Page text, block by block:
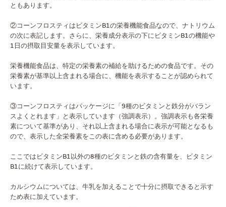
ともあります。
②コーンフロスティはビタミンB1の栄養機能食品なので、ナトリウム
の次に表記します。さらに、栄養成分表示の下にビタミンB1の機能や
1日の摂取目安量を表示しています。
栄養機能食品は、特定の栄養素の補給を助けるための食品です。その
栄養素が基準以上含まれる場合に、機能を表示することが認められて
います。
③コーンフロスティはパッケージに「9種のビタミンと鉄分がバラン
スよくとれます」と表示しています（強調表示）。強調表示も各栄養
素について基準があり、それ以上含まれる場合に表示が可能となるも
ので、表示した全栄養素をこの表に含める必要があります。
ここではビタミンB1以外の8種のビタミンと鉄の含有量を、ビタミン
B1に続けて表示しています。
カルシウムについては、牛乳を加えることで十分に摂取できると示す
ため表に加えています。